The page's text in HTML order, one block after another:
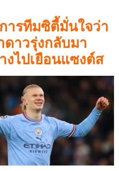
ารทีมซิตี้มั่นใจว่า
ดาวรุ่งกลับมา
งไปเยือนแซงต์ส